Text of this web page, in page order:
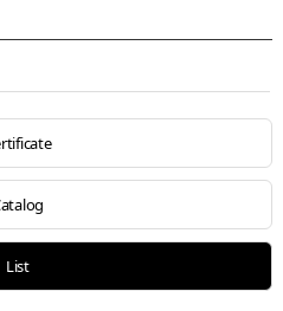
List